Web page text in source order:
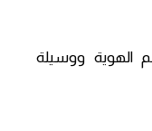
الهوية ووسيلة